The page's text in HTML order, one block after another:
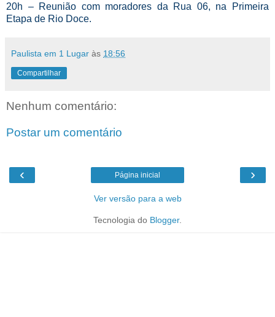
20h – Reunião com moradores da Rua 06, na Primeira
Etapa de Rio Doce.
Paulista em 1 Lugar às 18:56
Compartilhar
Nenhum comentário:
Postar um comentário
‹ ›
Página inicial
Ver versão para a web
Tecnologia do Blogger.